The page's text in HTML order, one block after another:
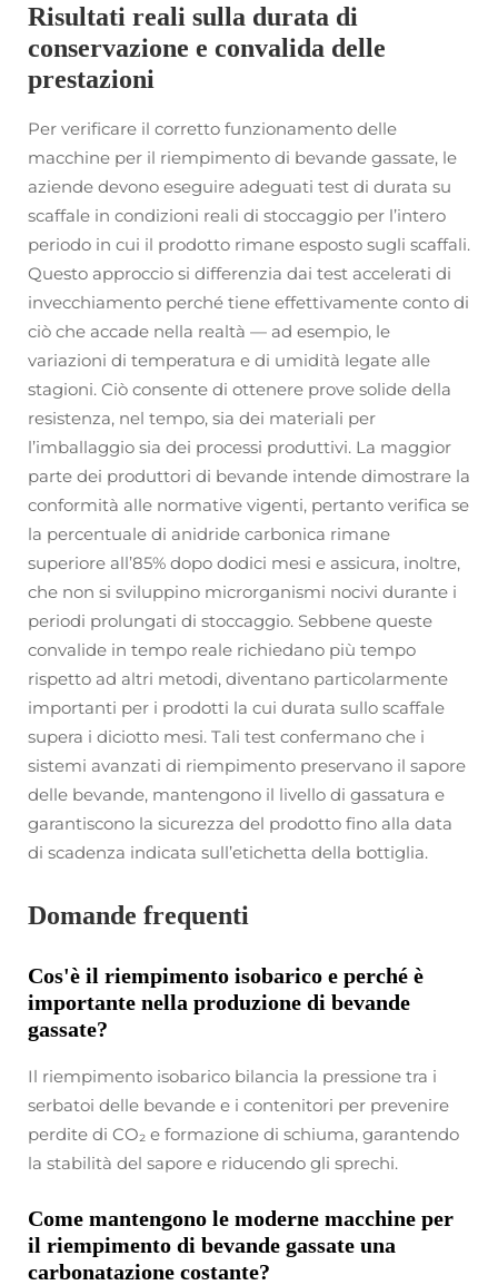
Risultati reali sulla durata di
conservazione e convalida delle
prestazioni
Per verificare il corretto funzionamento delle
macchine per il riempimento di bevande gassate, le
aziende devono eseguire adeguati test di durata su
scaffale in condizioni reali di stoccaggio per l’intero
periodo in cui il prodotto rimane esposto sugli scaffali.
Questo approccio si differenzia dai test accelerati di
invecchiamento perché tiene effettivamente conto di
ciò che accade nella realtà — ad esempio, le
variazioni di temperatura e di umidità legate alle
stagioni. Ciò consente di ottenere prove solide della
resistenza, nel tempo, sia dei materiali per
l’imballaggio sia dei processi produttivi. La maggior
parte dei produttori di bevande intende dimostrare la
conformità alle normative vigenti, pertanto verifica se
la percentuale di anidride carbonica rimane
superiore all’85% dopo dodici mesi e assicura, inoltre,
che non si sviluppino microrganismi nocivi durante i
periodi prolungati di stoccaggio. Sebbene queste
convalide in tempo reale richiedano più tempo
rispetto ad altri metodi, diventano particolarmente
importanti per i prodotti la cui durata sullo scaffale
supera i diciotto mesi. Tali test confermano che i
sistemi avanzati di riempimento preservano il sapore
delle bevande, mantengono il livello di gassatura e
garantiscono la sicurezza del prodotto fino alla data
di scadenza indicata sull’etichetta della bottiglia.
Domande frequenti
Cos'è il riempimento isobarico e perché è
importante nella produzione di bevande
gassate?
Il riempimento isobarico bilancia la pressione tra i
serbatoi delle bevande e i contenitori per prevenire
perdite di CO₂ e formazione di schiuma, garantendo
la stabilità del sapore e riducendo gli sprechi.
Come mantengono le moderne macchine per
il riempimento di bevande gassate una
carbonatazione costante?